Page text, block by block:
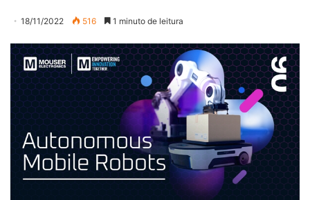
18/11/2022 516 1 minuto de leitura